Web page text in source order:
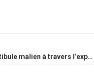
Explorer le vestibule malien à travers l’exposition « Maaya Bulon »